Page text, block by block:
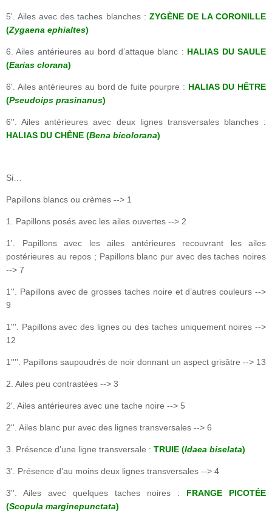
5'. Ailes avec des taches blanches : ZYGÈNE DE LA CORONILLE
(Zygaena ephialtes)
6. Ailes antérieures au bord d’attaque blanc : HALIAS DU SAULE
(Earias clorana)
6'. Ailes antérieures au bord de fuite pourpre : HALIAS DU HÊTRE
(Pseudoips prasinanus)
6''. Ailes antérieures avec deux lignes transversales blanches :
HALIAS DU CHÊNE (Bena bicolorana)
Si…
Papillons blancs ou crèmes --> 1
1. Papillons posés avec les ailes ouvertes --> 2
1'. Papillons avec les ailes antérieures recouvrant les ailes
postérieures au repos ; Papillons blanc pur avec des taches noires
--> 7
1''. Papillons avec de grosses taches noire et d’autres couleurs -->
9
1'''. Papillons avec des lignes ou des taches uniquement noires -->
12
1''''. Papillons saupoudrés de noir donnant un aspect grisâtre --> 13
2. Ailes peu contrastées --> 3
2'. Ailes antérieures avec une tache noire --> 5
2''. Ailes blanc pur avec des lignes transversales --> 6
3. Présence d’une ligne transversale : TRUIE (Idaea biselata)
3'. Présence d’au moins deux lignes transversales --> 4
3''. Ailes avec quelques taches noires : FRANGE PICOTÉE
(Scopula marginepunctata)